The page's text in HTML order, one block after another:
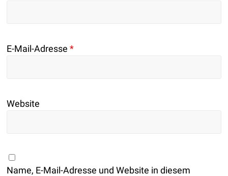
E-Mail-Adresse*
Website
Name, E-Mail-Adresse und Website in diesem